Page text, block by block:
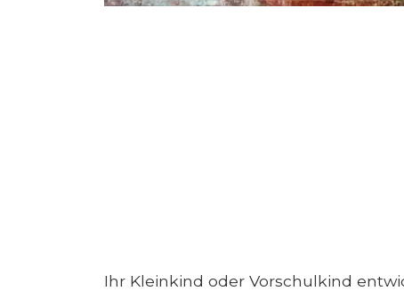
Ihr Kleinkind oder Vorschulkind